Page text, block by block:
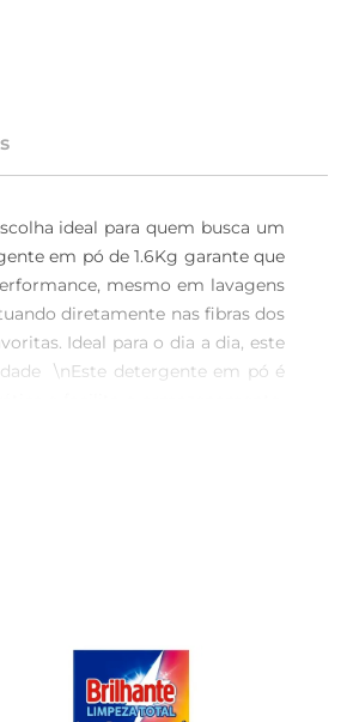
ideal para quem busca um
em pó de 1.6Kg garante que
mesmo em lavagens
diretamente nas fibras dos
Ideal para o dia a dia, este
\nEste detergente em pó é
com confiança, sabendo que